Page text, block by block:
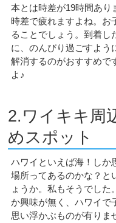
本とは時差が19時間あり
時差で疲れますよね。お
ることでしょう。到着し
に、のんびり過ごすよう
解消するのがおすすめで
よ♪
2.ワイキキ周
めスポット
ハワイといえば海！しか
場所ってあるのかな？と
ょうか。私もそうでし
か興味が無く、ハワイで
思い浮かぶものが有りま